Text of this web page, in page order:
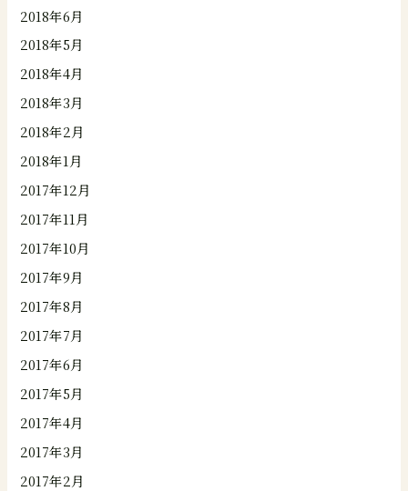
2018年6月
2018年5月
2018年4月
2018年3月
2018年2月
2018年1月
2017年12月
2017年11月
2017年10月
2017年9月
2017年8月
2017年7月
2017年6月
2017年5月
2017年4月
2017年3月
2017年2月